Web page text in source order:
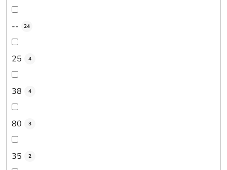
-- 24
25 4
38 4
80 3
35 2